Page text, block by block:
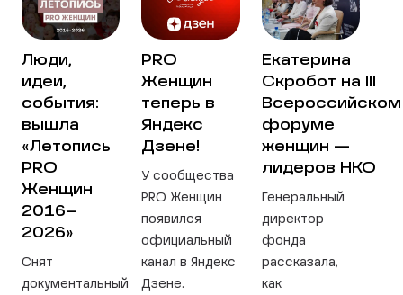
Люди,
идеи,
события:
вышла
«Летопись
PRO
Женщин
2016–
2026»
Снят
документальный
PRO
Женщин
теперь в
Яндекс
Дзене!
У сообщества
PRO Женщин
появился
официальный
канал в Яндекс
Дзене.
Екатерина
Скробот на III
Всероссийском
форуме
женщин —
лидеров НКО
Генеральный
директор
фонда
рассказала,
как